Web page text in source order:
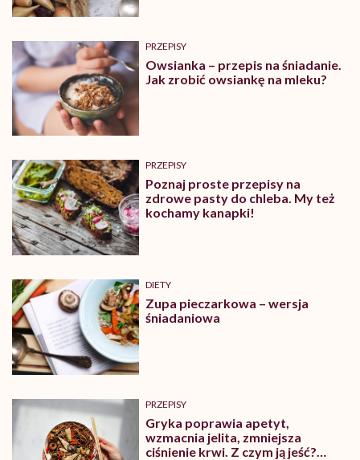
PRZEPISY
Owsianka – przepis na śniadanie.
Jak zrobić owsiankę na mleku?
PRZEPISY
Poznaj proste przepisy na
zdrowe pasty do chleba. My też
kochamy kanapki!
DIETY
Zupa pieczarkowa – wersja
śniadaniowa
PRZEPISY
Gryka poprawia apetyt,
wzmacnia jelita, zmniejsza
ciśnienie krwi. Z czym ją jeść?